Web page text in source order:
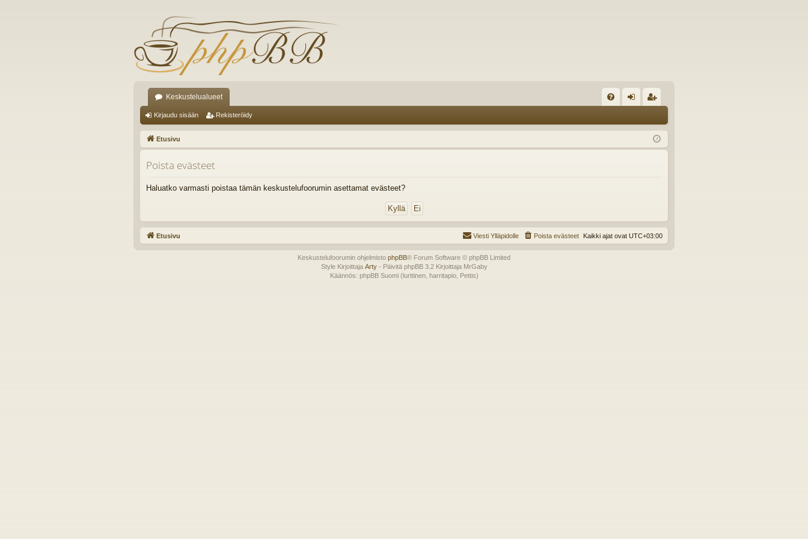
Keskustelualueet
K
K
au
du
ist
er
Kirjaudu sisään Rekisteröidy
Etusivu
Poista evästeet
Haluatko varmasti poistaa tämän keskustelufoorumin asettamat evästeet?
Etusivu Kaikki ajat ovat UTC+03:00
Poista evästeet
Viesti Ylläpidolle
Keskustelufoorumin ohjelmisto phpBB® Forum Software © phpBB Limited
Style Kirjoittaja Arty- Päivitä phpBB 3.2 Kirjoittaja MrGaby
Käännös: phpBB Suomi (lurttinen, harritapio, Pettis)